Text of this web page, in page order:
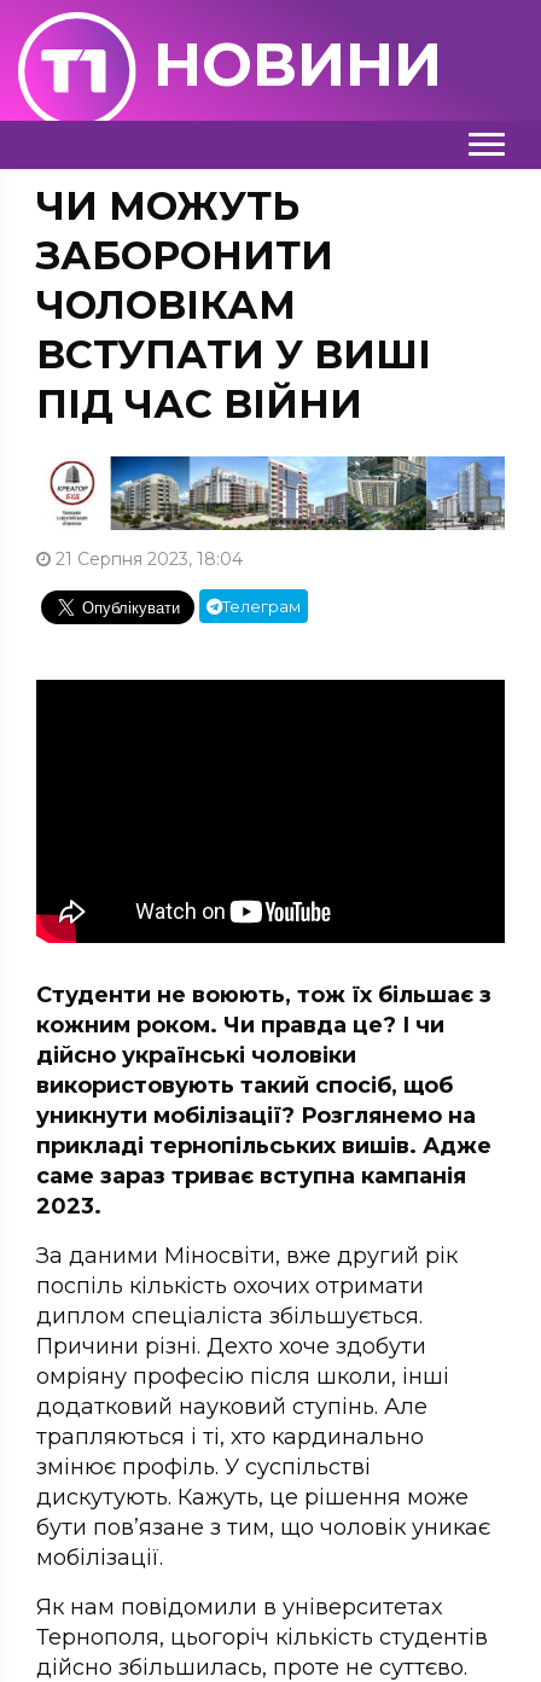
НОВИНИ
ЧИ МОЖУТЬ
ЗАБОРОНИТИ
ЧОЛОВІКАМ
ВСТУПАТИ У ВИШІ
ПІД ЧАС ВІЙНИ
21 Серпня 2023, 18:04
Телеграм
Студенти не воюють, тож їх більшає з
кожним роком. Чи правда це? І чи
дійсно українські чоловіки
використовують такий спосіб, щоб
уникнути мобілізації? Розглянемо на
прикладі тернопільських вишів. Адже
саме зараз триває вступна кампанія
2023.
За даними Міносвіти, вже другий рік
поспіль кількість охочих отримати
диплом спеціаліста збільшується.
Причини різні. Дехто хоче здобути
омріяну професію після школи, інші
додатковий науковий ступінь. Але
трапляються і ті, хто кардинально
змінює профіль. У суспільстві
дискутують. Кажуть, це рішення може
бути пов’язане з тим, що чоловік уникає
мобілізації.
Як нам повідомили в університетах
Тернополя, цьогоріч кількість студентів
дійсно збільшилась, проте не суттєво.